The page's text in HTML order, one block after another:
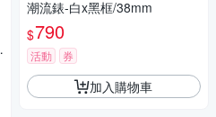
潮流錶-白x黑框/38mm
$790
活動 券
加入購物車